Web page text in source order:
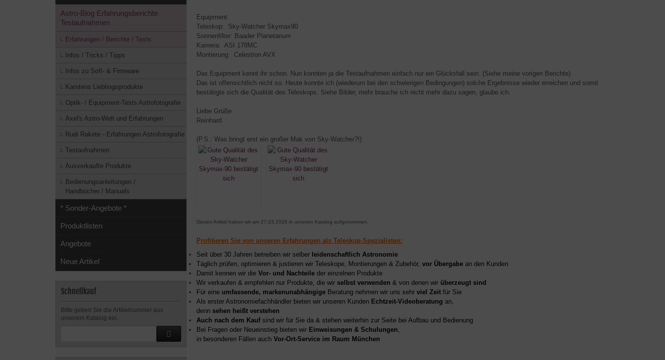
Equipment:
Teleskop: Sky-Watcher Skymax90
Sonnenfilter: Baader Planetarium
Kamera: ASI 178MC
Montierung: Celestron AVX
Das Equipment kennt ihr schon. Nun konnten ja die Testaufnahmen einfach nur ein Glücksfall sein. (Siehe meine vorigen Berichte)
Das ist offensichtlich nicht so. Heute konnte ich (wiederum bei den schwierigen Bedingungen) solche Ergebnisse wieder erreichen und somit
bestätigte sich die Qualität des Teleskops. Siehe Bilder, mehr brauche ich nicht mehr dazu sagen, glaube ich.
Liebe Grüße
Reinhard
(P.S.: Was bringt erst ein großer Mak von Sky-Watcher?!)
Diesen Artikel haben wir am 27.03.2026 in unseren Katalog aufgenommen.
Profitieren Sie von unseren Erfahrungen als Teleskop-Spezialisten:
Seit über 30 Jahren betreiben wir selber leidenschaftlich Astronomie
Täglich prüfen, optimieren & justieren wir Teleskope, Montierungen & Zubehör, vor Übergabe an den Kunden
Damit kennen wir die Vor- und Nachteile der einzelnen Produkte
Wir verkaufen & empfehlen nur Produkte, die wir selbst verwenden & von denen wir überzeugt sind
Für eine umfassende, markenunabhängige Beratung nehmen wir uns sehr viel Zeit für Sie
Als erster Astronomiefachhändler bieten wir unseren Kunden Echtzeit-Videoberatung an,
denn sehen heißt verstehen
Auch nach dem Kaufsind wir für Sie da & stehen weiterhin zur Seite bei Aufbau und Bedienung
Bei Fragen oder Neueinstieg bieten wir Einweisungen & Schulungen,
in besonderen Fällen auch Vor-Ort-Service im Raum München
Astro-Blog Erfahrungsberichte
Testaufnahmen
Erfahrungen / Berichte / Tests
Infos / Tricks / Tipps
Infos zu Soft- & Firmware
Karstens Lieblingsprodukte
Optik- / Equipment-Tests Astrofotografie
Axel's Astro-Welt und Erfahrungen
Rudi Rakete - Erfahrungen Astrofotografie
Testaufnahmen
Ausverkaufte Produkte
Bedienungsanleitungen /
Handbücher / Manuals
* Sonder-Angebote *
Produktlisten
Angebote
Neue Artikel
Schnellkauf
Bitte geben Sie die Artikelnummer aus
unserem Katalog ein.